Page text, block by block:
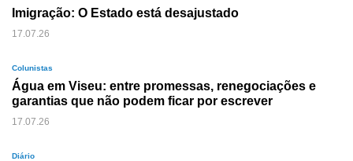
Imigração: O Estado está desajustado
17.07.26
Colunistas
Água em Viseu: entre promessas, renegociações e
garantias que não podem ficar por escrever
17.07.26
Diário